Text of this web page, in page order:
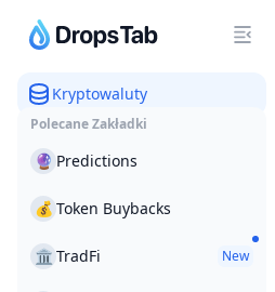
Kryptowaluty
Polecane Zakładki
🔮 Predictions
💰 Token Buybacks
🏛 TradFi New
:$64,406.17 −0.71%